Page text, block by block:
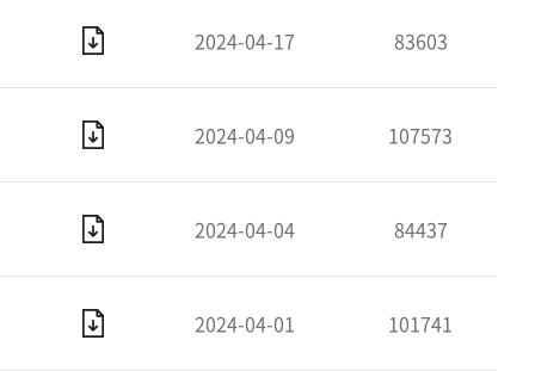
2024-04-17 83603
2024-04-09 107573
2024-04-04 84437
2024-04-01 101741